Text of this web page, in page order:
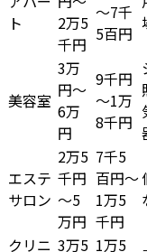
ト
2万5
千円
～7千
5百円
美容室
3万
円～
6万
円
9千円
～1万
8千円
エステ
サロン
2万5
千円
～5
万円
7千5
百円～
1万5
千円
クリニ 3万5 1万5